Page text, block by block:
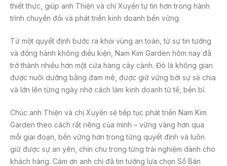
thiết thực, giúp anh Thiện và chị Xuyến tự tin hơn trong hành
trình chuyển đổi và phát triển kinh doanh bền vững.
Từ một quyết định bước ra khỏi vùng an toàn, từ sự tin tưởng
và đồng hành không điều kiện, Nam Kim Garden hôm nay đã
trở thành nhiều hơn một cửa hàng cây cảnh. Đó là không gian
được nuôi dưỡng bằng đam mê, được giữ vững bởi sự sẻ chia
và lớn lên từng ngày nhờ cách làm kinh doanh tử tế, bền bỉ.
Chúc anh Thiện và chị Xuyến sẽ tiếp tục phát triển Nam Kim
Garden theo cách rất riêng của mình – vững vàng hơn qua
mỗi giai đoạn, bền vững hơn trong từng quyết định và luôn
giữ được sự an yên, chỉn chu trong từng trải nghiệm dành cho
khách hàng. Cảm ơn anh chị đã tin tưởng lựa chọn Sổ Bán